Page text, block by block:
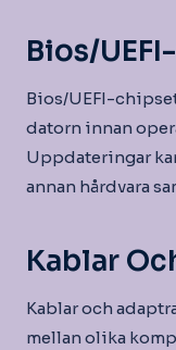
Bios/
Bios/UEFI-
datorn innan
Uppdateringar
annan hårdvara
Kablar
Kablar och
mellan olika